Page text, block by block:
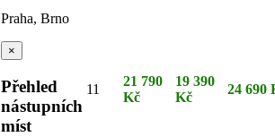
Praha, Brno
×
Přehled
nástupních
míst
11
21 790
Kč
19 390
Kč
24 690